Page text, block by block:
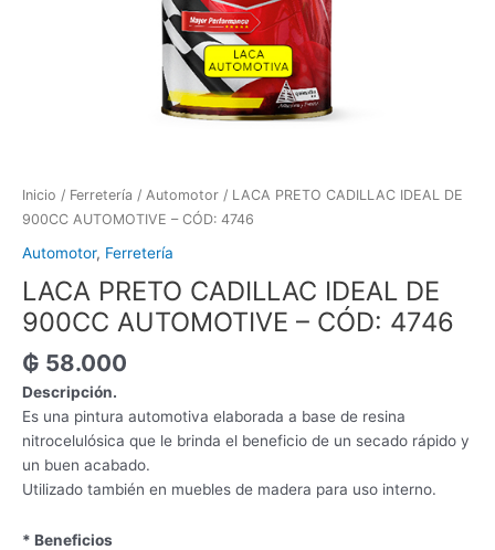
Inicio / Ferretería / Automotor / LACA PRETO CADILLAC IDEAL DE
900CC AUTOMOTIVE – CÓD: 4746
Automotor, Ferretería
LACA PRETO CADILLAC IDEAL DE
900CC AUTOMOTIVE – CÓD: 4746
₲ 58.000
Descripción.
Es una pintura automotiva elaborada a base de resina
nitrocelulósica que le brinda el beneficio de un secado rápido y
un buen acabado.
Utilizado también en muebles de madera para uso interno.
* Beneficios